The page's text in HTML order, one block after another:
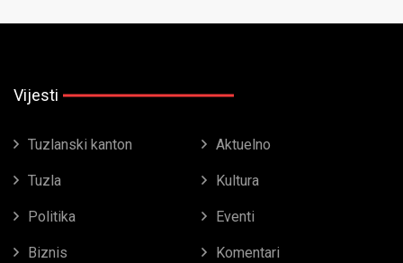
Vijesti
Tuzlanski kanton Aktuelno
Tuzla Kultura
Politika Eventi
Biznis Komentari